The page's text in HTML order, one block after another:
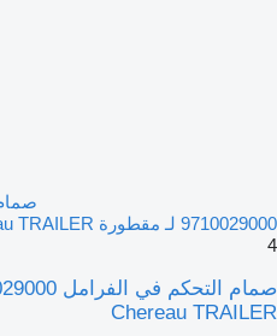
9710029000 لـ مقطورة Chereau TRAILER
4
Chereau TRAILER